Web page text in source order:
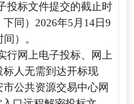
投标文件提交的截止时
同） 2026年5月14日9
） 。
行网上电子投标、网上
人无需到达开标现
公共资源交易中心网